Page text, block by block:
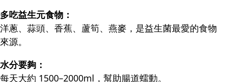
多吃益生元食物：
洋蔥、蒜頭、香蕉、蘆筍、燕麥，是益生菌最愛的食物
來源。
水分要夠：
每天大約 1500–2000ml，幫助腸道蠕動。